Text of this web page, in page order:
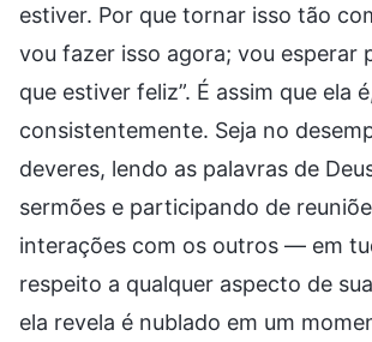
estiver. Por que tornar isso tão
vou fazer isso agora; vou esperar
que estiver feliz”. É assim que ela
consistentemente. Seja no
deveres, lendo as palavras de
sermões e participando de
interações com os outros — em
respeito a qualquer aspecto de
ela revela é nublado em um